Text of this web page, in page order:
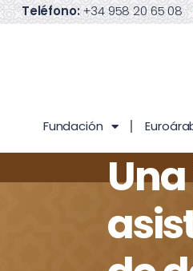
Teléfono:+34 958 20 65 08
Fundación